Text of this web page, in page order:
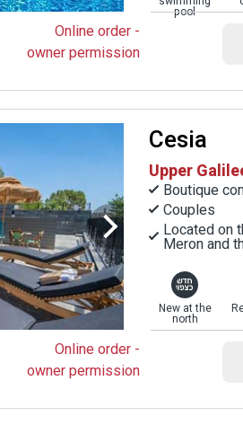
pool
Online order -
owner permission
Cesia
Upper
Boutique
Couples
Located on
Meron and
New at the
north
Online order -
owner permission